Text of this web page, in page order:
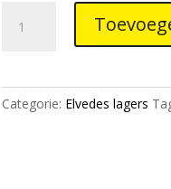
Kogellager
sealed
Categorie: Elvedes lagers